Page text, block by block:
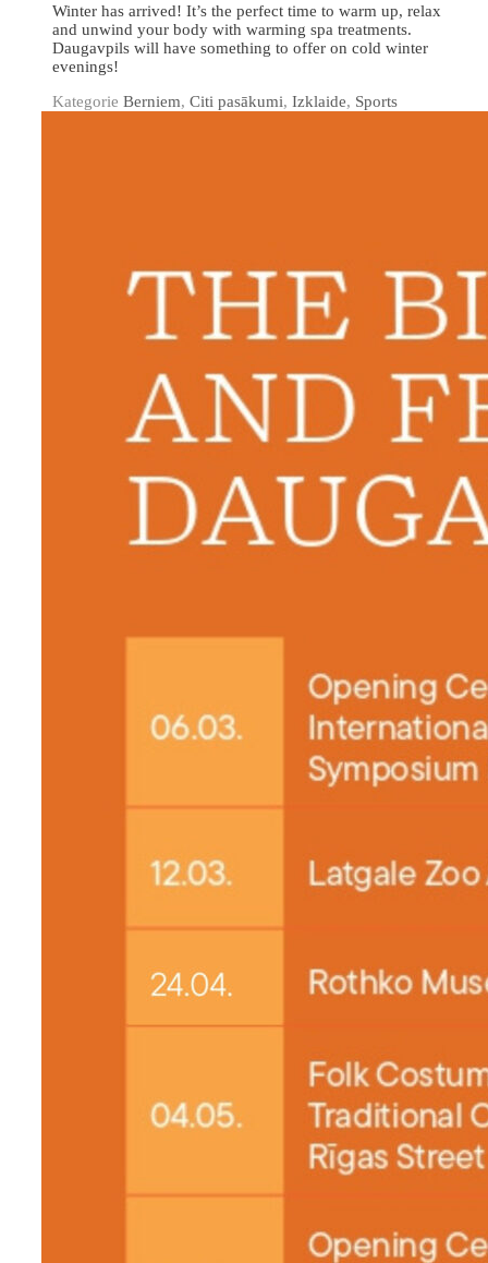
Winter has arrived! It’s the perfect time to warm up, relax
and unwind your body with warming spa treatments.
Daugavpils will have something to offer on cold winter
evenings!
Kategorie Berniem, Citi pasākumi, Izklaide, Sports